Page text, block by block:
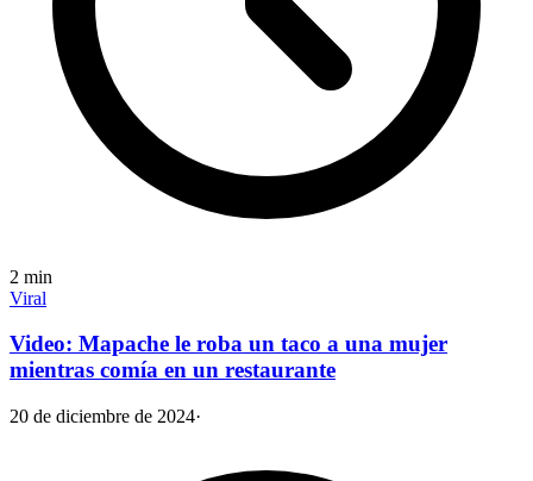
2 min
Viral
Video: Mapache le roba un taco a una mujer
mientras comía en un restaurante
20 de diciembre de 2024·